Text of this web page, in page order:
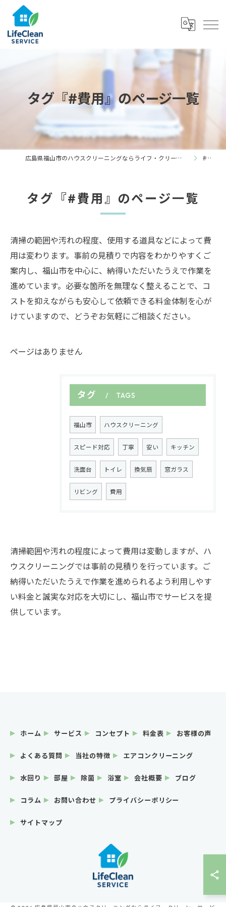
タグ『#費用』のページ一覧
広島県福山市のハウスクリーニングならライフ・クリーン・サービス #費用
タグ『#費用』のページ一覧
清掃の範囲や汚れの程度、使用する道具などによって費
用は変わります。事前の見積りで内容をわかりやすくご
案内し、福山市を中心に、納得いただいたうえで作業を
進めています。必要な箇所を無理なく整えることで、コ
ストを抑えながらも安心して依頼できる料金体制を心が
けていますので、どうぞお気軽にご相談ください。
ページはありません
タグ TAGS
福山市 ハウスクリーニング
スピード対応 丁寧 安い キッチン
洗面台 トイレ 換気扇 窓ガラス
リビング 費用
清掃範囲や汚れの程度によって費用は変動しますが、ハ
ウスクリーニングでは事前の見積りを行っています。ご
納得いただいたうえで作業を進められるよう利用しやす
い料金と誠実な対応を大切にし、福山市でサービスを提
供しています。
ホーム サービス コンセプト 料金表 お客様の声
よくある質問 当社の特徴 エアコンクリーニング
水回り 部屋 除菌 浴室 会社概要 ブログ
コラム お問い合わせ プライバシーポリシー
サイトマップ
お問い合わせはこちら